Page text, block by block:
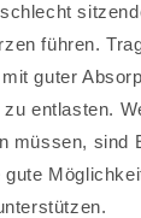
führen.
guter
entlasten.
müssen, sind
gute